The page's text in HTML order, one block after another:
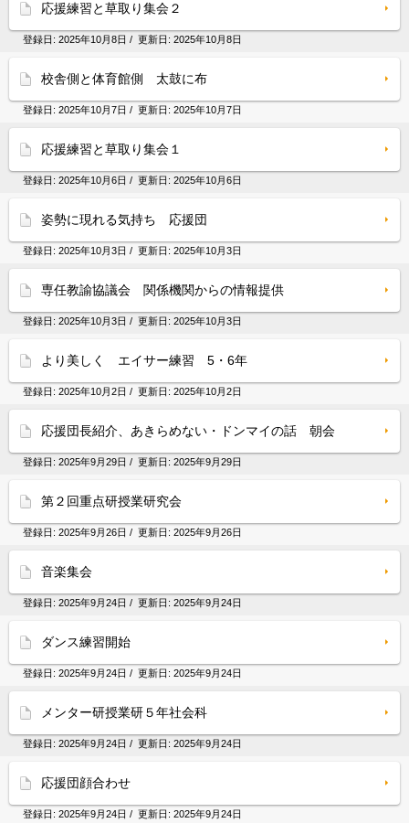
応援練習と草取り集会２
登録日: 2025年10月8日 / 更新日: 2025年10月8日
校舎側と体育館側 太鼓に布
登録日: 2025年10月7日 / 更新日: 2025年10月7日
応援練習と草取り集会１
登録日: 2025年10月6日 / 更新日: 2025年10月6日
姿勢に現れる気持ち 応援団
登録日: 2025年10月3日 / 更新日: 2025年10月3日
専任教諭協議会 関係機関からの情報提供
登録日: 2025年10月3日 / 更新日: 2025年10月3日
より美しく エイサー練習 5・6年
登録日: 2025年10月2日 / 更新日: 2025年10月2日
応援団長紹介、あきらめない・ドンマイの話 朝会
登録日: 2025年9月29日 / 更新日: 2025年9月29日
第２回重点研授業研究会
登録日: 2025年9月26日 / 更新日: 2025年9月26日
音楽集会
登録日: 2025年9月24日 / 更新日: 2025年9月24日
ダンス練習開始
登録日: 2025年9月24日 / 更新日: 2025年9月24日
メンター研授業研５年社会科
登録日: 2025年9月24日 / 更新日: 2025年9月24日
応援団顔合わせ
登録日: 2025年9月24日 / 更新日: 2025年9月24日